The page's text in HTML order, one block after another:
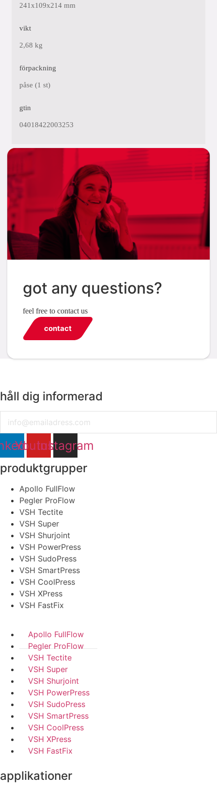
241x109x214 mm
vikt
2,68 kg
förpackning
påse (1 st)
gtin
04018422003253
got any questions?
feel free to contact us
contact
håll dig informerad
Youtube
Instagram
produktgrupper
Apollo FullFlow
Pegler ProFlow
VSH Tectite
VSH Super
VSH Shurjoint
VSH PowerPress
VSH SudoPress
VSH SmartPress
VSH CoolPress
VSH XPress
VSH FastFix
Apollo FullFlow
Pegler ProFlow
VSH Tectite
VSH Super
VSH Shurjoint
VSH PowerPress
VSH SudoPress
VSH SmartPress
VSH CoolPress
VSH XPress
VSH FastFix
applikationer